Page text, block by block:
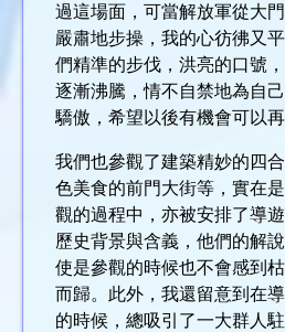
過這場面，可當解放軍從大
嚴肅地步操，我的心彷彿又
們精準的步伐，洪亮的口號
逐漸沸騰，情不自禁地為自
驕傲，希望以後有機會可以再
我們也參觀了建築精妙的四
色美食的前門大街等，實在
觀的過程中，亦被安排了導
歷史背景與含義，他們的解
使是參觀的時候也不會感到
而歸。此外，我還留意到在
的時候，總吸引了一大群人